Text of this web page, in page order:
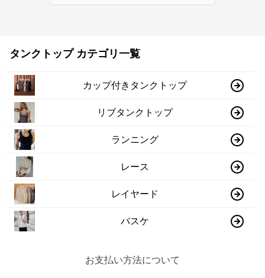
タンクトップ カテゴリ一覧
カップ付きタンクトップ
リブタンクトップ
ランニング
レース
レイヤード
バスケ
お支払い方法について